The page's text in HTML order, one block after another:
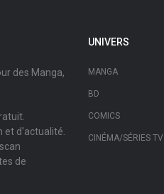
des Manga,
et d'actualité.
de
UNIVERS
MANGA
BD
COMICS
CINÉMA/SÉRIES TV